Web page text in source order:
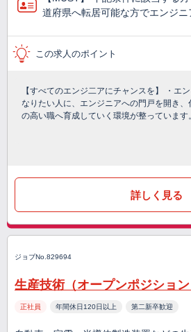
道府県へ転居可能な方でエンジ
この求人のポイント
【すべてのエンジ二アにチャンスを】 ・エ
なりたい人に、エンジニアへの門戸を開き、
の高い職へ育成していく環境が整っています。
詳しく見る
ジョブNo.829694
生産技術（オープンポジション
正社員 年間休日120日以上 第二新卒歓迎